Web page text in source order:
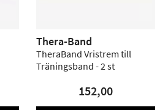
Thera-Band
TheraBand Vristrem till
Träningsband - 2 st
152,00